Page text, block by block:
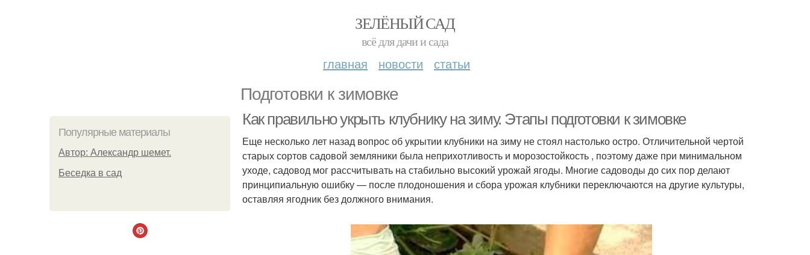
ЗЕЛЁНЫЙ САД
всё для дачи и сада
главная новости статьи
Подготовки к зимовке
Популярные материалы
Автор: Александр шемет.
Беседка в сад
Как правильно укрыть клубнику на зиму. Этапы подготовки к зимовке
Еще несколько лет назад вопрос об укрытии клубники на зиму не стоял настолько остро. Отличительной чертой
старых сортов садовой земляники была неприхотливость и морозостойкость , поэтому даже при минимальном
уходе, садовод мог рассчитывать на стабильно высокий урожай ягоды. Многие садоводы до сих пор делают
принципиальную ошибку — после плодоношения и сбора урожая клубники переключаются на другие культуры,
оставляя ягодник без должного внимания.